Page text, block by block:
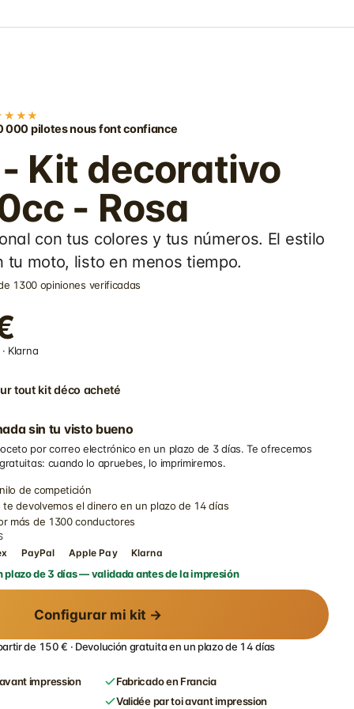
000 pilotes nous font confiance
- Kit decorativo
- Rosa
con tus colores y tus números. El estilo
tu moto, listo en menos tiempo.
1300 opiniones verificadas
Klarna
tout kit déco acheté
sin tu visto bueno
por correo electrónico en un plazo de 3 días. Te ofrecemos
cuando lo apruebes, lo imprimiremos.
de competición
devolvemos el dinero en un plazo de 14 días
más de 1300 conductores
PayPal Apple Pay Klarna
plazo de 3 días — validada antes de la impresión
Configurar mi kit →
de 150 € · Devolución gratuita en un plazo de 14 días
impression
Fabricado en Francia
Validée par toi avant impression